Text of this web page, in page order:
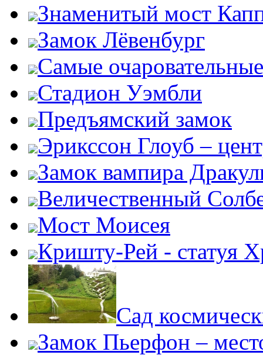
Знаменитый мост
Замок Лёвенбург
Самые
Стадион Уэмбли
Предъямский замок
Эрикссон Глоуб –
Замок вампира
Величественный
Мост Моисея
Кришту-Рей - статуя
Сад
Замок Пьерфон –